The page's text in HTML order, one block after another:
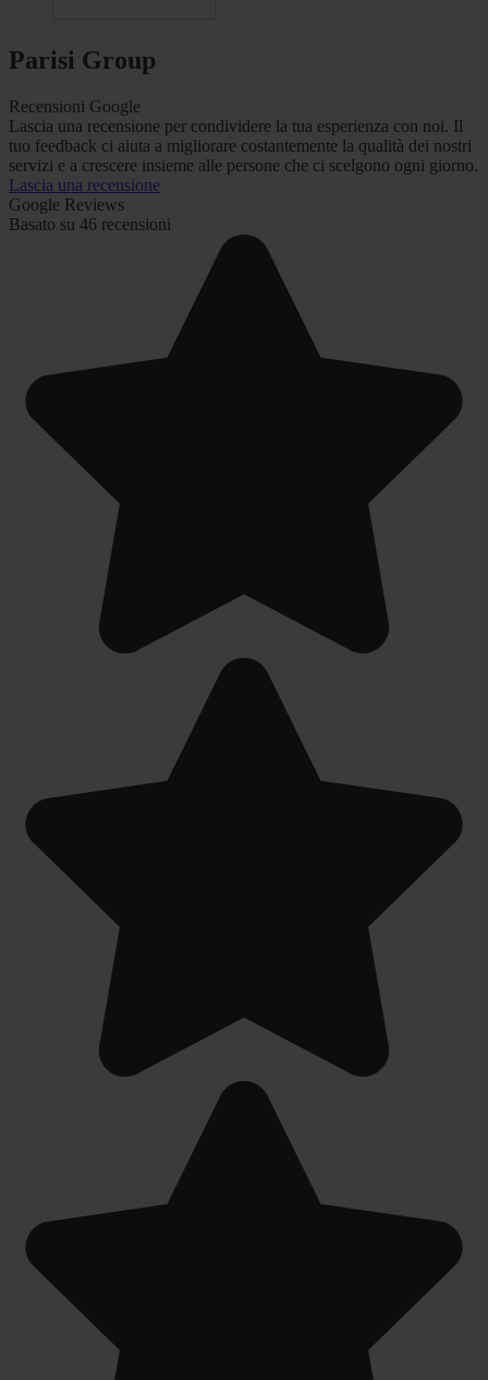
Parisi Group
Recensioni Google
Lascia una recensione per condividere la tua esperienza con noi. Il
tuo feedback ci aiuta a migliorare costantemente la qualità dei nostri
servizi e a crescere insieme alle persone che ci scelgono ogni giorno.
Lascia una recensione
Google Reviews
Basato su 46 recensioni